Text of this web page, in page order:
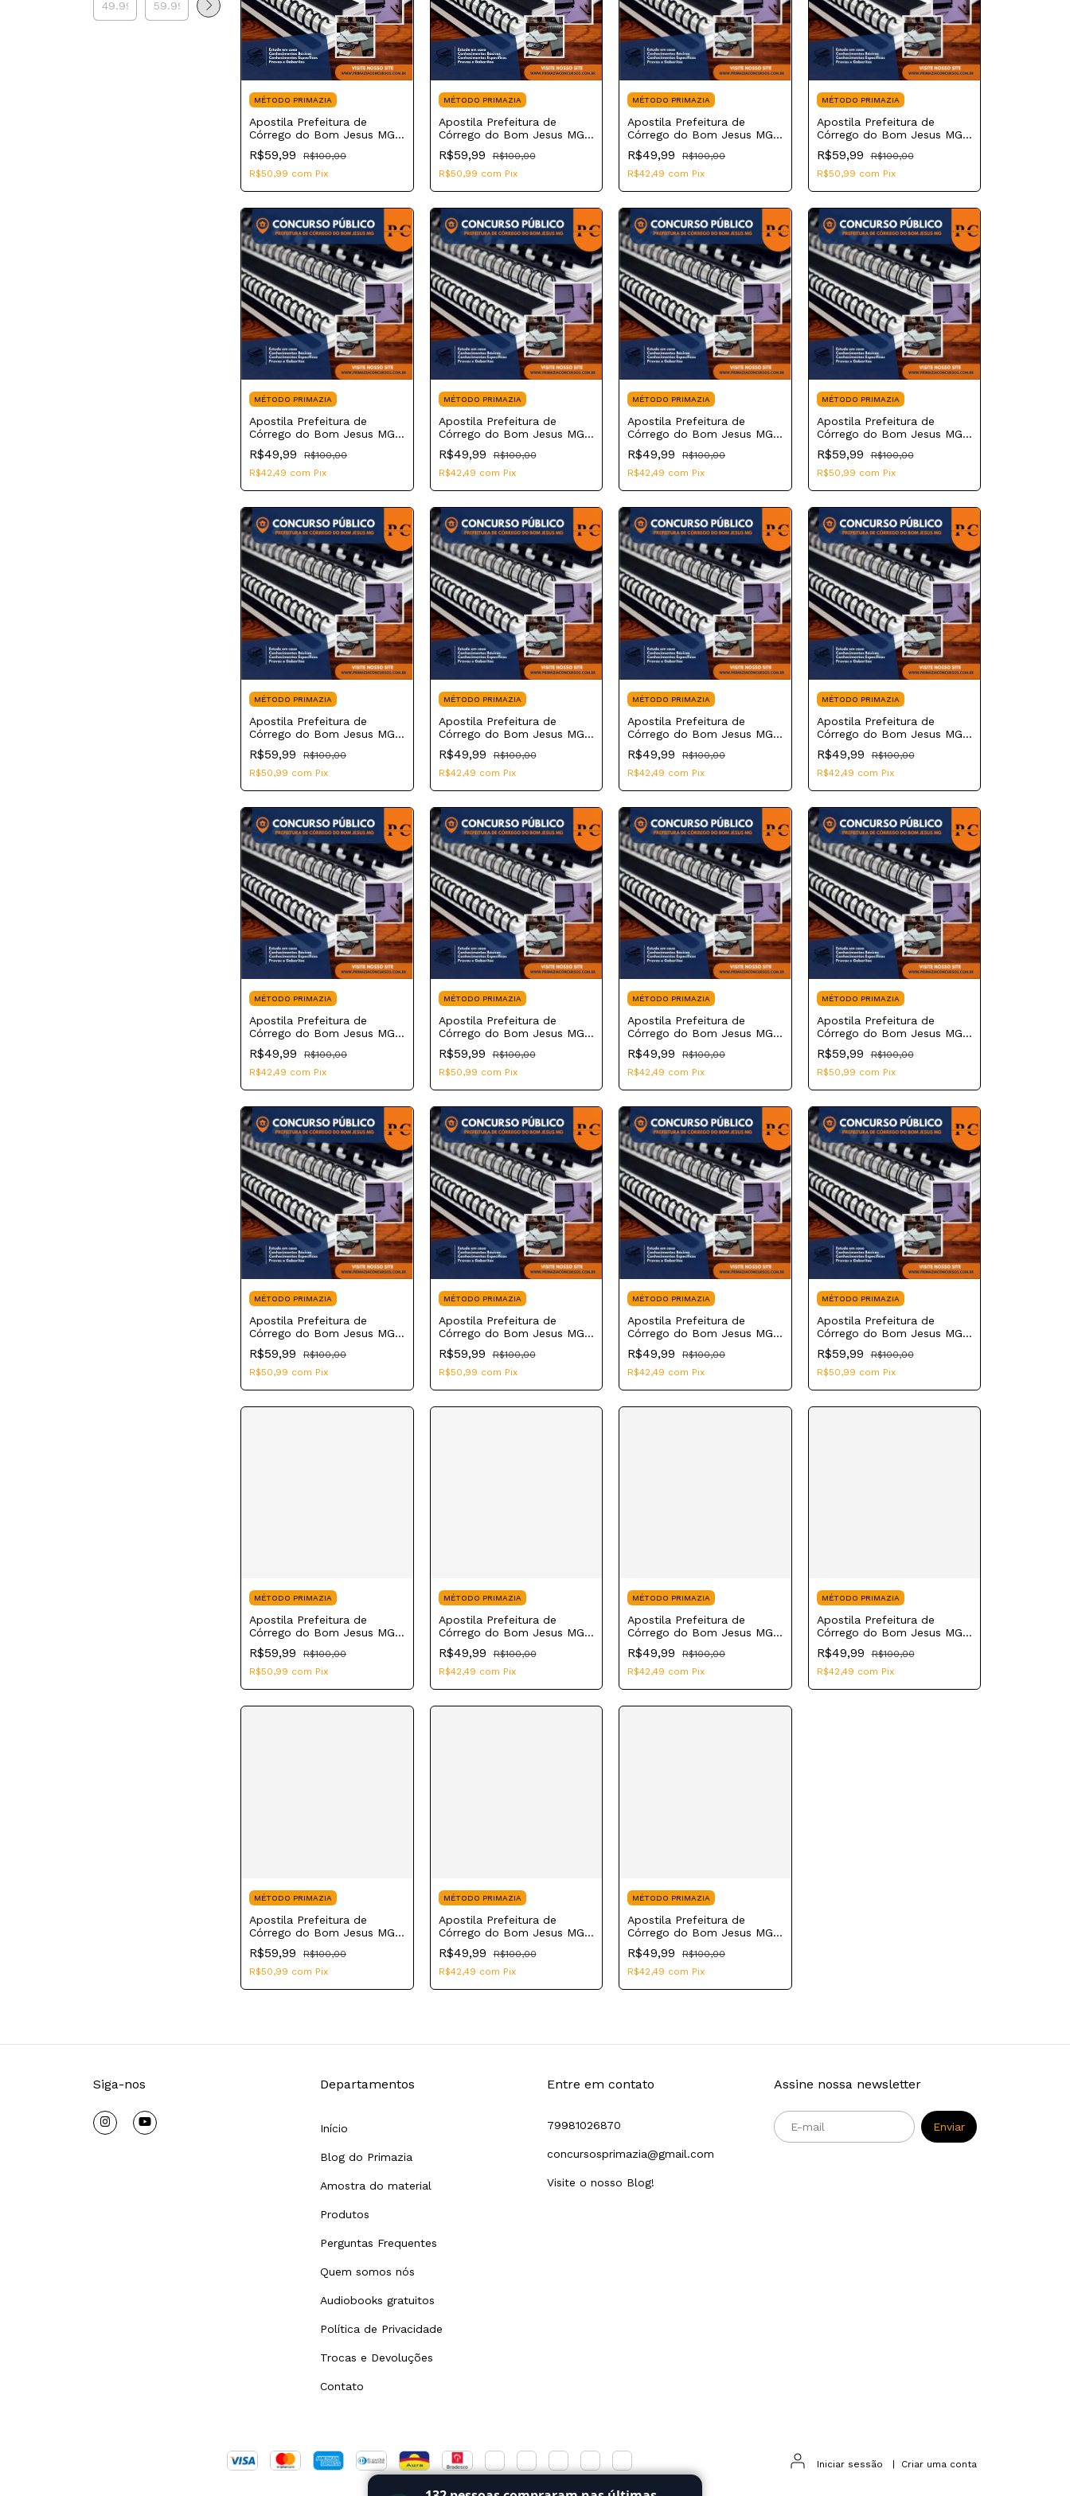
MÉTODO PRIMAZIA
Apostila Prefeitura de
Córrego do Bom Jesus MG
2023 Professor de
Educação Especial
R$59,99
R$100,00
R$50,99 com Pix
MÉTODO PRIMAZIA
Apostila Prefeitura de
Córrego do Bom Jesus MG
2023 Instrutor de Esportes
R$59,99
R$100,00
R$50,99 com Pix
MÉTODO PRIMAZIA
Apostila Prefeitura de
Córrego do Bom Jesus MG
2023 Técnico em Meio
Ambiente
R$49,99
R$100,00
R$42,49 com Pix
MÉTODO PRIMAZIA
Apostila Prefeitura de
Córrego do Bom Jesus MG
2023 Fiscal Sanitário
R$59,99
R$100,00
R$50,99 com Pix
MÉTODO PRIMAZIA
Apostila Prefeitura de
Córrego do Bom Jesus MG
2023 Agente Administrativo
R$49,99
R$100,00
R$42,49 com Pix
MÉTODO PRIMAZIA
Apostila Prefeitura de
Córrego do Bom Jesus MG
2023 Técnico em Química
R$49,99
R$100,00
R$42,49 com Pix
MÉTODO PRIMAZIA
Apostila Prefeitura de
Córrego do Bom Jesus MG
2023 Técnico em
Enfermagem
R$49,99
R$100,00
R$42,49 com Pix
MÉTODO PRIMAZIA
Apostila Prefeitura de
Córrego do Bom Jesus MG
2023 Professor de
Educação Física
R$59,99
R$100,00
R$50,99 com Pix
MÉTODO PRIMAZIA
Apostila Prefeitura de
Córrego do Bom Jesus MG
2023 Professor de
Educação Básica
R$59,99
R$100,00
R$50,99 com Pix
MÉTODO PRIMAZIA
Apostila Prefeitura de
Córrego do Bom Jesus MG
2023 Operador de
Saneamento
R$49,99
R$100,00
R$42,49 com Pix
MÉTODO PRIMAZIA
Apostila Prefeitura de
Córrego do Bom Jesus MG
2023 Desenhista Técnico
R$49,99
R$100,00
R$42,49 com Pix
MÉTODO PRIMAZIA
Apostila Prefeitura de
Córrego do Bom Jesus MG
2023 Auxiliar de Serviços
Funerários
R$49,99
R$100,00
R$42,49 com Pix
MÉTODO PRIMAZIA
Apostila Prefeitura de
Córrego do Bom Jesus MG
2023 Auxiliar de Educação
Básica
R$49,99
R$100,00
R$42,49 com Pix
MÉTODO PRIMAZIA
Apostila Prefeitura de
Córrego do Bom Jesus MG
2023 Assistente Técnico de
Educação
R$59,99
R$100,00
R$50,99 com Pix
MÉTODO PRIMAZIA
Apostila Prefeitura de
Córrego do Bom Jesus MG
2023 Agente Fiscal de
Urbanismo
R$49,99
R$100,00
R$42,49 com Pix
MÉTODO PRIMAZIA
Apostila Prefeitura de
Córrego do Bom Jesus MG
2023 Psicopedagogo
R$59,99
R$100,00
R$50,99 com Pix
MÉTODO PRIMAZIA
Apostila Prefeitura de
Córrego do Bom Jesus MG
2023 Psicólogo
R$59,99
R$100,00
R$50,99 com Pix
MÉTODO PRIMAZIA
Apostila Prefeitura de
Córrego do Bom Jesus MG
2023 Nutricionista
R$59,99
R$100,00
R$50,99 com Pix
MÉTODO PRIMAZIA
Apostila Prefeitura de
Córrego do Bom Jesus MG
2023 Motorista
R$49,99
R$100,00
R$42,49 com Pix
MÉTODO PRIMAZIA
Apostila Prefeitura de
Córrego do Bom Jesus MG
2023 Fisioterapeuta
R$59,99
R$100,00
R$50,99 com Pix
MÉTODO PRIMAZIA
Apostila Prefeitura de
Córrego do Bom Jesus MG
2023 Enfermeiro
R$59,99
R$100,00
R$50,99 com Pix
MÉTODO PRIMAZIA
Apostila Prefeitura de
Córrego do Bom Jesus MG
2023 Auxiliar de Obras e
Serviços
R$49,99
R$100,00
R$42,49 com Pix
MÉTODO PRIMAZIA
Apostila Prefeitura de
Córrego do Bom Jesus MG
2023 Auxiliar de Farmácia
R$49,99
R$100,00
R$42,49 com Pix
MÉTODO PRIMAZIA
Apostila Prefeitura de
Córrego do Bom Jesus MG
2023 Auxiliar Administrativo
R$49,99
R$100,00
R$42,49 com Pix
MÉTODO PRIMAZIA
Apostila Prefeitura de
Córrego do Bom Jesus MG
2023 Assistente Social
R$59,99
R$100,00
R$50,99 com Pix
MÉTODO PRIMAZIA
Apostila Prefeitura de
Córrego do Bom Jesus MG
2023 Agente Fiscal Sanitário
R$49,99
R$100,00
R$42,49 com Pix
MÉTODO PRIMAZIA
Apostila Prefeitura de
Córrego do Bom Jesus MG
2023 Agente Fiscal de
Saneamento
R$49,99
R$100,00
R$42,49 com Pix
Siga-nos Departamentos
Início
Blog do Primazia
Amostra do material
Produtos
Perguntas Frequentes
Quem somos nós
Audiobooks gratuitos
Política de Privacidade
Trocas e Devoluções
Contato
Entre em contato
79981026870
concursosprimazia@gmail.com
Visite o nosso Blog!
Assine nossa newsletter
Iniciar sessão | Criar uma conta